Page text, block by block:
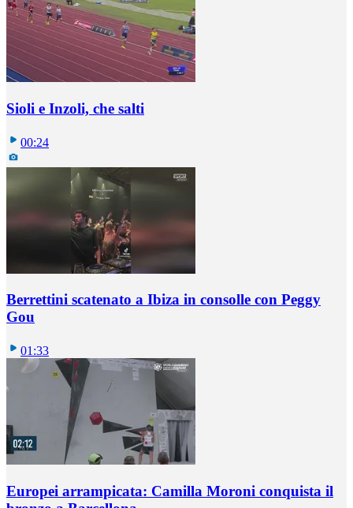
Sioli e Inzoli, che salti
00:24
Berrettini scatenato a Ibiza in consolle con Peggy
Gou
01:33
Europei arrampicata: Camilla Moroni conquista il